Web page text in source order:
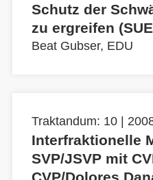
Schutz der
zu ergreifen
Beat Gubser, EDU
Traktandum: 10 |
Interfraktionelle
SVP/JSVP mit